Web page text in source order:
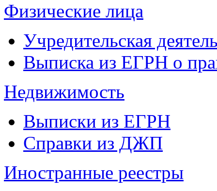
Физические лица
Учредительская
Выписка из ЕГРН о
Недвижимость
Выписки из ЕГРН
Справки из ДЖП
Иностранные реестры